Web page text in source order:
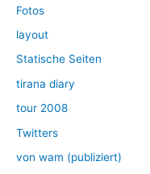
Fotos
layout
Statische Seiten
tirana diary
tour 2008
Twitters
von wam (publiziert)